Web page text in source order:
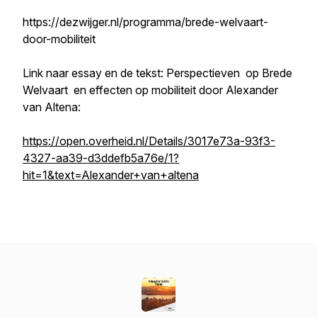
https://dezwijger.nl/programma/brede-welvaart-
door-mobiliteit
Link naar essay en de tekst: Perspectieven op Brede
Welvaart en effecten op mobiliteit door Alexander
van Altena:
https://open.overheid.nl/Details/3017e73a-93f3-
4327-aa39-d3ddefb5a76e/1?
hit=1&text=Alexander+van+altena